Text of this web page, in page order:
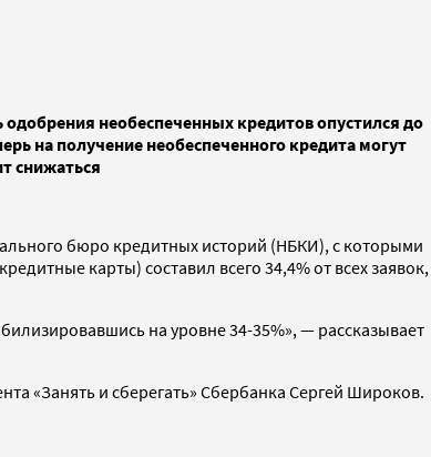
необеспеченных кредитов опустился до
на получение необеспеченного кредита могут
снижаться
бюро кредитных историй (НБКИ), с которыми
карты) составил всего 34,4% от всех заявок,
на уровне 34-35%», — рассказывает
«Занять и сберегать» Сбербанка Сергей Широков.